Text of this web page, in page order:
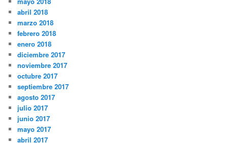
abril 2018
marzo 2018
febrero 2018
enero 2018
diciembre 2017
noviembre 2017
octubre 2017
septiembre 2017
agosto 2017
julio 2017
junio 2017
mayo 2017
abril 2017